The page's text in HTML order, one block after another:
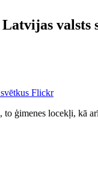
valsts
Flickr
ģimenes locekļi, kā